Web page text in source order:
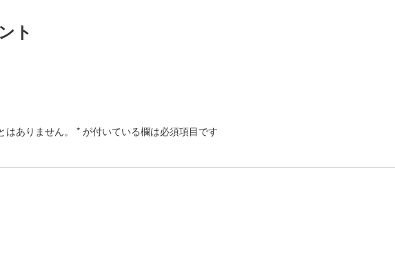
ト
ありません。 * が付いている欄は必須項目です